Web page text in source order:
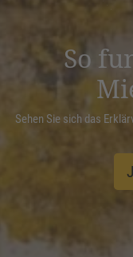
So
Sehen Sie sich das